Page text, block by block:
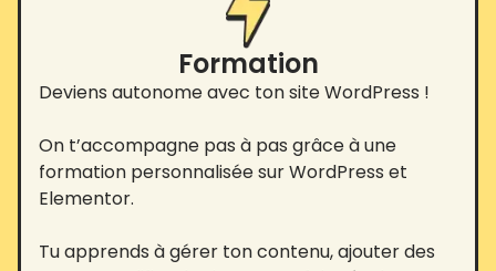
Formation
Deviens autonome avec ton site WordPress !
On t’accompagne pas à pas grâce à une
formation personnalisée sur WordPress et
Elementor.
Tu apprends à gérer ton contenu, ajouter des